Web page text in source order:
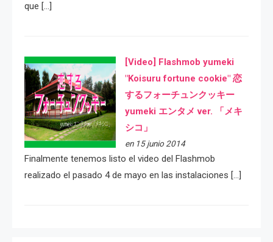
que […]
[Video] Flashmob yumeki
"Koisuru fortune cookie" 恋
するフォーチュンクッキー
yumeki エンタメ ver. 「メキ
シコ」
en 15 junio 2014
Finalmente tenemos listo el video del Flashmob
realizado el pasado 4 de mayo en las instalaciones […]